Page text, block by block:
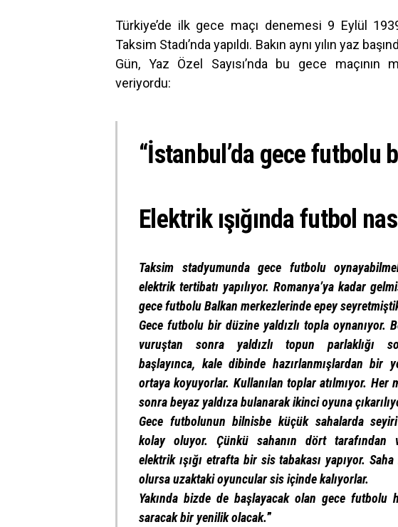
Türkiye’de ilk gece maçı denemesi 9 Eylül
Taksim Stadı’nda yapıldı. Bakın aynı yılın yaz
Gün, Yaz Özel Sayısı’nda bu gece maçının
veriyordu:
“İstanbul’da gece futbolu
Elektrik ışığında futbol
Taksim stadyumunda gece futbolu
elektrik tertibatı yapılıyor. Romanya’ya kadar
gece futbolu Balkan merkezlerinde epey
Gece futbolu bir düzine yaldızlı topla oynanıyor.
vuruştan sonra yaldızlı topun parlaklığı
başlayınca, kale dibinde hazırlanmışlardan bir
ortaya koyuyorlar. Kullanılan toplar atılmıyor. Her
sonra beyaz yaldıza bulanarak ikinci oyuna
Gece futbolunun bilnisbe küçük sahalarda
kolay oluyor. Çünkü sahanın dört tarafından
elektrik ışığı etrafta bir sis tabakası yapıyor.
olursa uzaktaki oyuncular sis içinde kalıyorlar.
Yakında bizde de başlayacak olan gece
saracak bir yenilik olacak.”